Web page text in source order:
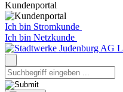
Kundenportal
Ich bin Stromkunde
Ich bin Netzkunde